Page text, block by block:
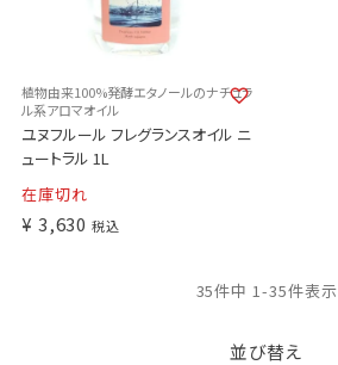
植物由来100%発酵エタノールのナチュラ
ル系アロマオイル
ユヌフルール フレグランスオイル ニ
ュートラル 1L
在庫切れ
¥ 3,630 税込
並び替え
35件中 1 -35件表示